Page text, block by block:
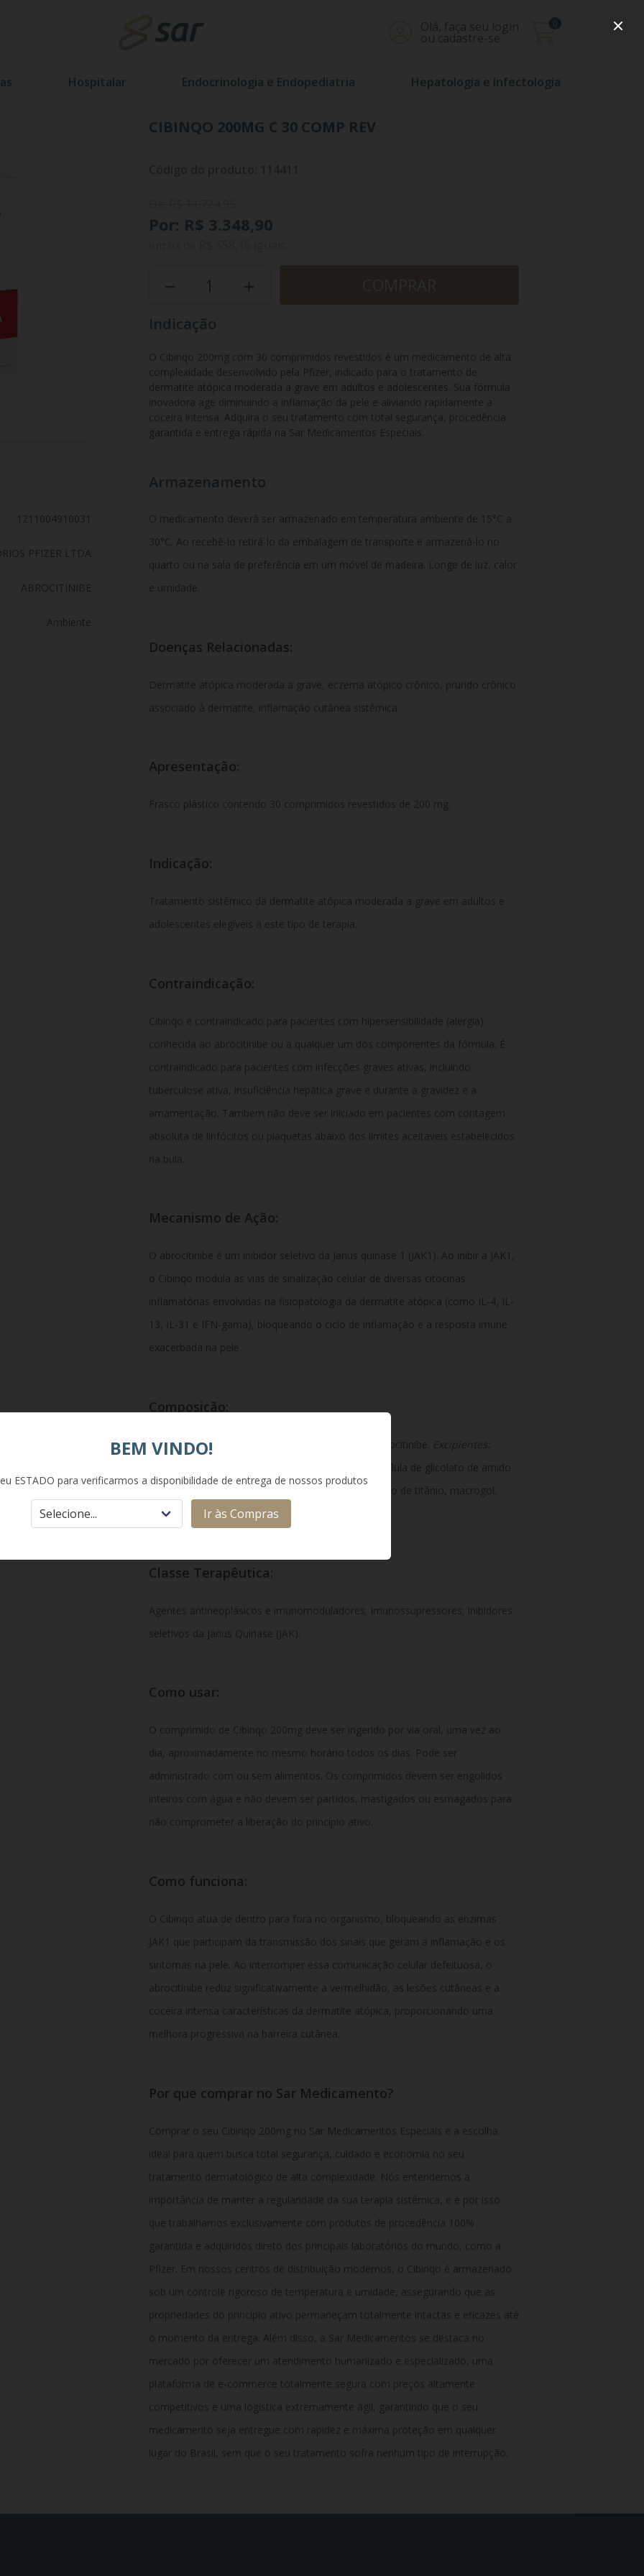
Olá, faça seu login
ou cadastre-se
0
Hospitalar Endocrinologia e Endopediatria Hepatologia e Infectologia
CIBINQO 200MG C 30 COMP REV
Por: R$ 3.348,90
Indicação
O Cibinqo 200mg com 30 comprimidos revestidos é um medicamento de alta
complexidade desenvolvido pela Pfizer, indicado para o tratamento de
dermatite atópica moderada a grave em adultos e adolescentes. Sua fórmula
inovadora age diminuindo a inflamação da pele e aliviando rapidamente a
coceira intensa. Adquira o seu tratamento com total segurança, procedência
garantida e entrega rápida na Sar Medicamentos Especiais.
1211004910031
PFIZER LTDA
ABROCITINIBE
Ambiente
Armazenamento
O medicamento deverá ser armazenado em temperatura ambiente de 15°C a
30°C. Ao recebê-lo retirá-lo da embalagem de transporte e armazená-lo no
quarto ou na sala de preferência em um móvel de madeira. Longe de luz, calor
e umidade.
Doenças Relacionadas:
Dermatite atópica moderada a grave, eczema atópico crônico, prurido crônico
associado à dermatite, inflamação cutânea sistêmica.
Apresentação:
Frasco plástico contendo 30 comprimidos revestidos de 200 mg.
Indicação:
Tratamento sistêmico da dermatite atópica moderada a grave em adultos e
adolescentes elegíveis a este tipo de terapia.
Contraindicação:
Cibinqo é contraindicado para pacientes com hipersensibilidade (alergia)
conhecida ao abrocitinibe ou a qualquer um dos componentes da fórmula. É
contraindicado para pacientes com infecções graves ativas, incluindo
tuberculose ativa, insuficiência hepática grave e durante a gravidez e a
amamentação. Também não deve ser iniciado em pacientes com contagem
absoluta de linfócitos ou plaquetas abaixo dos limites aceitáveis estabelecidos
na bula.
Mecanismo de Ação:
O abrocitinibe é um inibidor seletivo da Janus quinase 1 (JAK1). Ao inibir a JAK1,
o Cibinqo modula as vias de sinalização celular de diversas citocinas
inflamatórias envolvidas na fisiopatologia da dermatite atópica (como IL-4, IL-
13, IL-31 e IFN-gama), bloqueando o ciclo de inflamação e a resposta imune
exacerbada na pele.
Composição:
Cada comprimido revestido contém: 200 mg de abrocitinibe. Excipientes:
celulose microcristalina, dibato de cálcio anidro, o pílula de glicolato de amido
sódico, estearato de magnésio, hipromelose, dióxido de titânio, macrogol,
triacetina e óxido de ferro vermelho.
Classe Terapêutica:
Agentes antineoplásicos e imunomoduladores; Imunossupressores; Inibidores
seletivos da Janus Quinase (JAK).
Como usar:
O comprimido de Cibinqo 200mg deve ser ingerido por via oral, uma vez ao
dia, aproximadamente no mesmo horário todos os dias. Pode ser
administrado com ou sem alimentos. Os comprimidos devem ser engolidos
inteiros com água e não devem ser partidos, mastigados ou esmagados para
não comprometer a liberação do princípio ativo.
Como funciona:
O Cibinqo atua de dentro para fora no organismo, bloqueando as enzimas
JAK1 que participam da transmissão dos sinais que geram a inflamação e os
sintomas na pele. Ao interromper essa comunicação celular defeituosa, o
abrocitinibe reduz significativamente a vermelhidão, as lesões cutâneas e a
coceira intensa características da dermatite atópica, proporcionando uma
melhora progressiva na barreira cutânea.
Por que comprar no Sar Medicamento?
Comprar o seu Cibinqo 200mg no Sar Medicamentos Especiais é a escolha
ideal para quem busca total segurança, cuidado e economia no seu
tratamento dermatológico de alta complexidade. Nós entendemos a
importância de manter a regularidade da sua terapia sistêmica, e é por isso
que trabalhamos exclusivamente com produtos de procedência 100%
garantida e adquiridos direto dos principais laboratórios do mundo, como a
Pfizer. Em nossos centros de distribuição modernos, o Cibinqo é armazenado
sob um controle rigoroso de temperatura e umidade, assegurando que as
propriedades do princípio ativo permaneçam totalmente intactas e eficazes até
o momento da entrega. Além disso, a Sar Medicamentos se destaca no
mercado por oferecer um atendimento humanizado e especializado, uma
plataforma de e-commerce totalmente segura com preços altamente
competitivos e uma logística extremamente ágil, garantindo que o seu
medicamento seja entregue com rapidez e máxima proteção em qualquer
lugar do Brasil, sem que o seu tratamento sofra nenhum tipo de interrupção.
BEM VINDO!
ESTADO para verificarmos a disponibilidade de entrega de nossos produtos
Ir às Compras